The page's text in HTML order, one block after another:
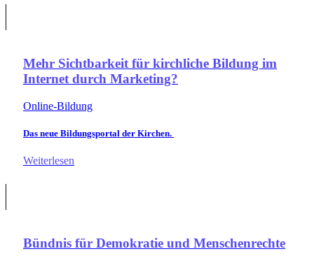
Mehr Sichtbarkeit für kirchliche Bildung im
Internet durch Marketing?
Online-Bildung
Das neue Bildungsportal der Kirchen.
Weiterlesen
Bündnis für Demokratie und Menschenrechte